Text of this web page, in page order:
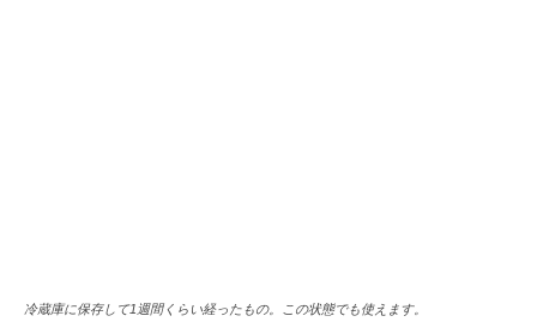
冷蔵庫に保存して1週間くらい経ったもの。この状態でも使えます。